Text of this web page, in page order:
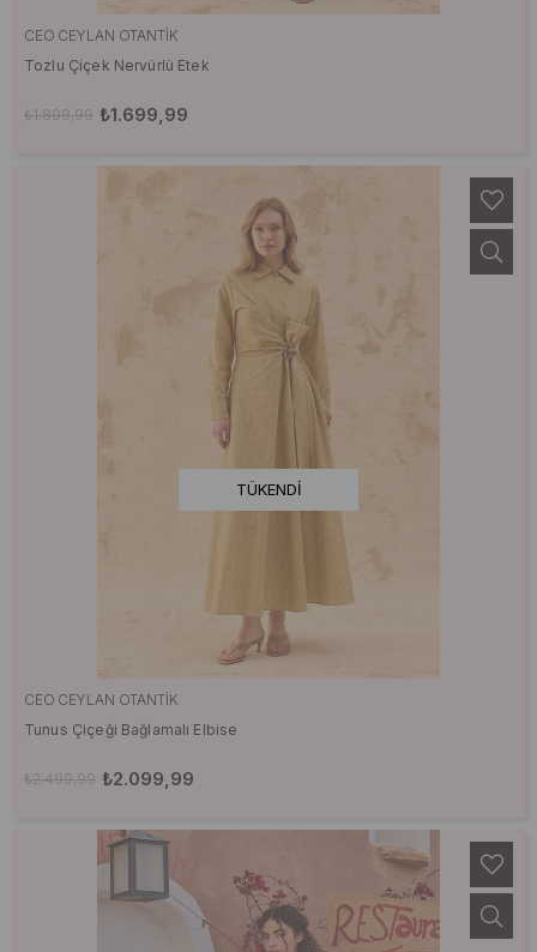
CEO CEYLAN OTANTIK
Tozlu Çiçek Nervürlü Etek
₺1.699,99
₺1.899,99
TÜKENDI
CEO CEYLAN OTANTIK
Tunus Çiçeği Bağlamalı Elbise
₺2.099,99
₺2.499,99